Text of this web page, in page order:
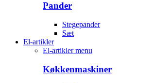
Pander
Stegepander
Sæt
El-artikler
El-artikler menu
Køkkenmaskiner